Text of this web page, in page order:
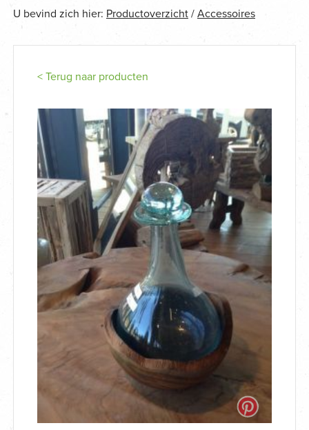
U bevind zich hier: Productoverzicht / Accessoires
< Terug naar producten